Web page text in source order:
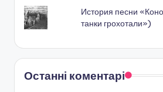
История песни
танки грохотали»)
Останні коментарі